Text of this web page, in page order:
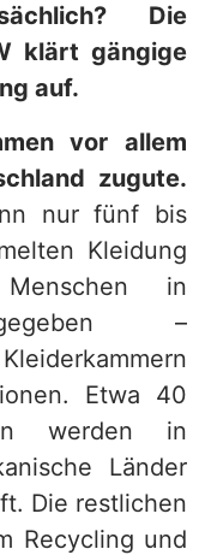
Die
klärt gängige
auf.
vor allem
zugute.
nur fünf bis
Kleidung
in
–
Etwa 40
werden in
Länder
Die restlichen
Recycling und